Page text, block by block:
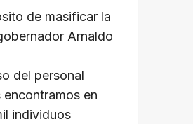
de masificar la
Arnaldo
del personal
en
individuos